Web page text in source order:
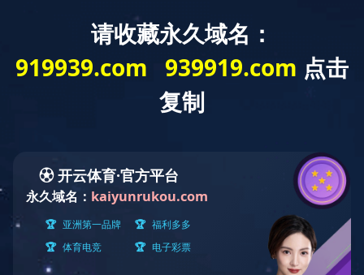
设为J9（中国）一站式服务平台 / 加